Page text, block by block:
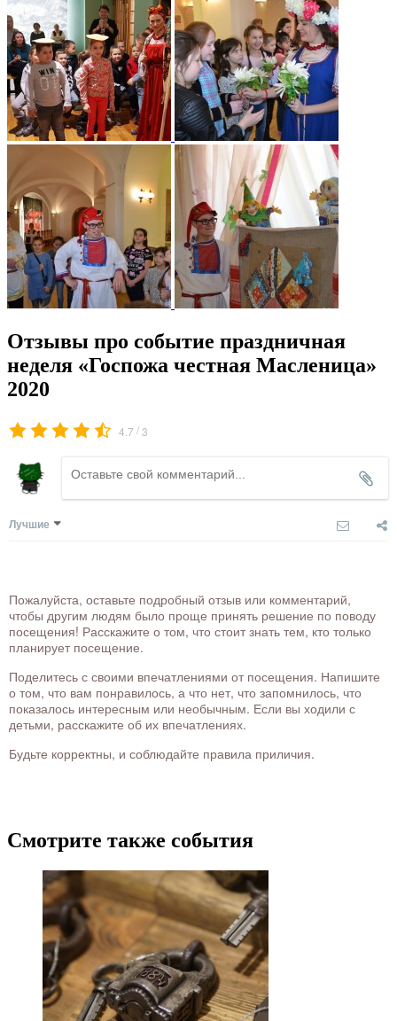
Отзывы про событие праздничная
неделя «Госпожа честная Масленица»
2020
4.7 /3
Лучшие
Пожалуйста, оставьте подробный отзыв или комментарий,
чтобы другим людям было проще принять решение по поводу
посещения! Расскажите о том, что стоит знать тем, кто только
планирует посещение.
Поделитесь с своими впечатлениями от посещения. Напишите
о том, что вам понравилось, а что нет, что запомнилось, что
показалось интересным или необычным. Если вы ходили с
детьми, расскажите об их впечатлениях.
Будьте корректны, и соблюдайте правила приличия.
Смотрите также события